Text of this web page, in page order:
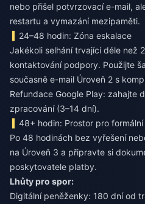
nebo přišel potvrzovací e-mail,
restartu a vymazání mezipaměti.
24–48 hodin: Zóna eskalace
Jakékoli selhání trvající déle než
kontaktování podpory. Použijte
současně e-mail Úroveň 2 s
Refundace Google Play: zahajte
zpracování (3–14 dní).
48+ hodin: Prostor pro
Po 48 hodinách bez vyřešení
na Úroveň 3 a připravte si
poskytovatele platby.
Lhůty pro spor:
Digitální peněženky: 180 dní od